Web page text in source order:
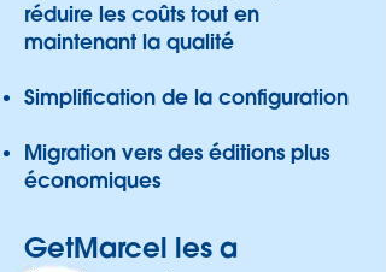
réduire les coûts tout en
maintenant la qualité
Simplification de la configuration
Migration vers des éditions plus
économiques
GetMarcel les a